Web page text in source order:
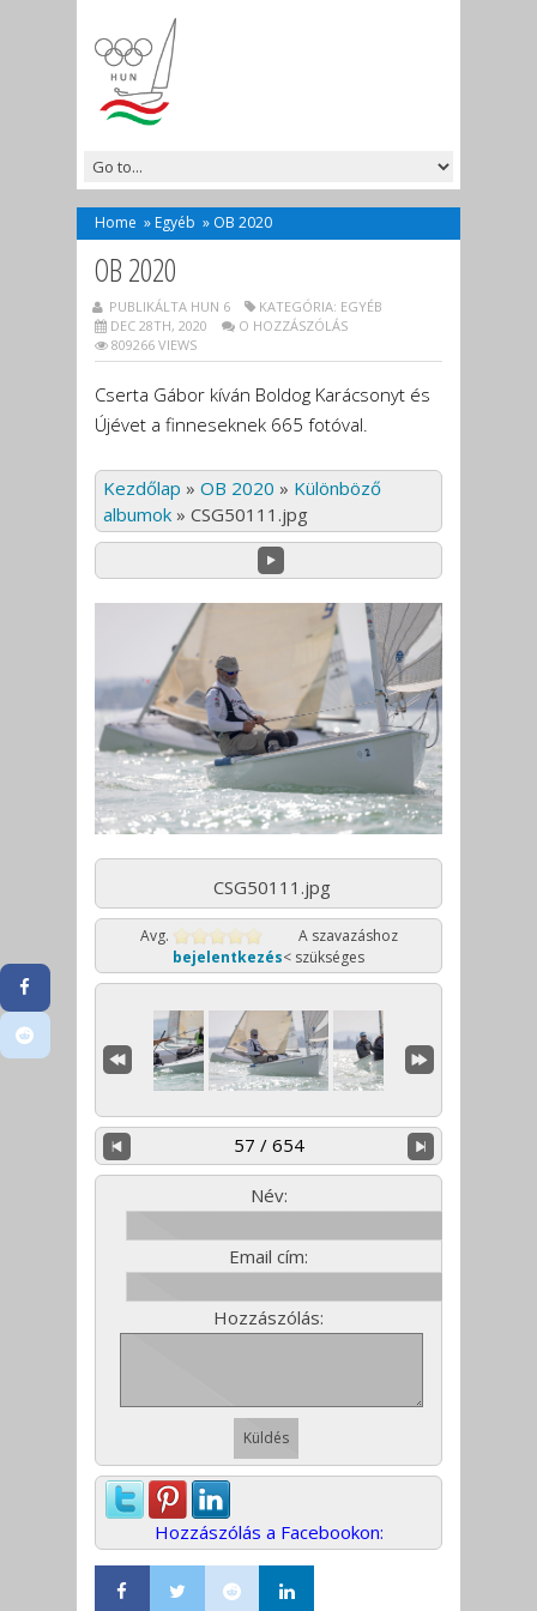
Home » Egyéb » OB 2020
OB 2020
PUBLIKÁLTA HUN 6 KATEGÓRIA: EGYÉB
DEC 28TH, 2020
O HOZZÁSZÓLÁS
809266 VIEWS
Cserta Gábor kíván Boldog Karácsonyt és
Újévet a finneseknek 665 fotóval.
Kezdőlap » OB 2020 » Különböző
albumok » CSG50111.jpg
CSG50111.jpg
Avg.
A szavazáshoz
bejelentkezés< szükséges
57 / 654
Név:
Email cím:
Hozzászólás:
Hozzászólás a Facebookon: